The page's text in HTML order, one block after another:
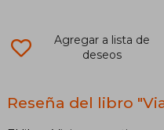
Agregar a lista de
deseos
Reseña del libro